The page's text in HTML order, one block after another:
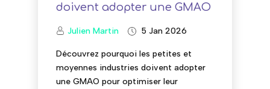
doivent adopter une GMAO
Julien Martin 5 Jan 2026
Découvrez pourquoi les petites et
moyennes industries doivent adopter
une GMAO pour optimiser leur